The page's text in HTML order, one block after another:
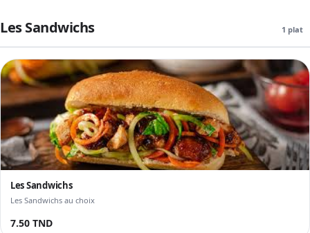
Les Sandwichs 1 plat
Les Sandwichs
Les Sandwichs au choix
7.50 TND